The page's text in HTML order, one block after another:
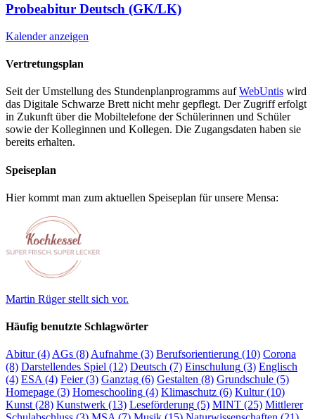
Probeabitur Deutsch (GK/LK)
Kalender anzeigen
Vertretungsplan
Seit der Umstellung des Stundenplanprogramms aufWebUntis wird
das Digitale Schwarze Brett nicht mehr gepflegt. Der Zugriff erfolgt
in Zukunft über die Mobiltelefone der Schülerinnen und Schüler
sowie der Kolleginnen und Kollegen. Die Zugangsdaten haben sie
bereits erhalten.
Speiseplan
Hier kommt man zum aktuellen Speiseplan für unsere Mensa:
Martin Rüger stellt sich vor.
Häufig benutzte Schlagwörter
Abitur(4)AGs (8)Aufnahme (3) Berufsorientierung (10) Corona
(8) Darstellendes Spiel (12) Deutsch (7) Einschulung (3) Englisch
(4) ESA(4) Feier(3) Ganztag (6) Gestalten (8) Grundschule (5)
Homepage (3) Homeschooling (4) Klimaschutz (6) Kultur(10)
Kunst(28) Kunstwerk (13) Leseförderung (5) MINT (25) Mittlerer